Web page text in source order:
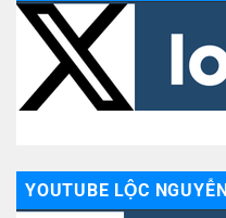
YOUTUBE LỘC NGUYỄN